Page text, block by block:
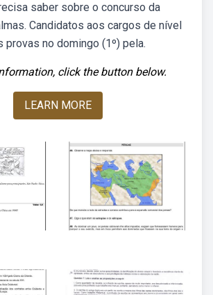
saber sobre o concurso da
Candidatos aos cargos de nível
provas no domingo (1º) pela.
click the button below.
LEARN MORE